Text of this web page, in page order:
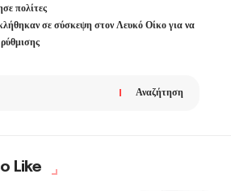
πολίτες
σε σύσκεψη στον Λευκό Οίκο για να
Αναζήτηση
Like